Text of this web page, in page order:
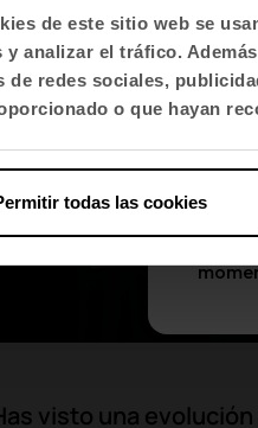
de este sitio web se
y analizar el tráfico.
de redes sociales,
o que hayan
todas las cookies
visto una